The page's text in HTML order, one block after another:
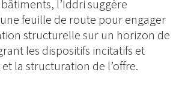
l’Iddri suggère
feuille de route pour engager
structurelle sur un horizon de
les dispositifs incitatifs et
la structuration de l’offre.